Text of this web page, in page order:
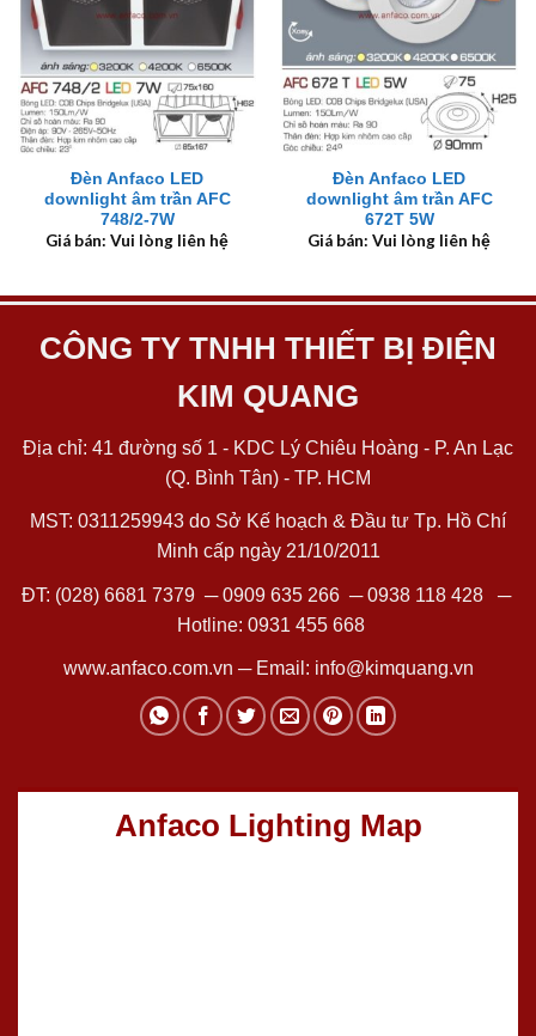
Đèn Anfaco LED
downlight âm trần AFC
748/2-7W
Giá bán: Vui lòng liên hệ
Đèn Anfaco LED
downlight âm trần AFC
672T 5W
Giá bán: Vui lòng liên hệ
CÔNG TY TNHH THIẾT BỊ ĐIỆN
KIM QUANG
Địa chỉ: 41 đường số 1 - KDC Lý Chiêu Hoàng - P. An Lạc
(Q. Bình Tân) - TP. HCM
MST: 0311259943 do Sở Kế hoạch & Đầu tư Tp. Hồ Chí
Minh cấp ngày 21/10/2011
ĐT: (028) 6681 7379 ─0909 635 266─0938 118 428─
Hotline: 0931 455 668
www.anfaco.com.vn ─ Email: info@kimquang.vn
Anfaco Lighting Map